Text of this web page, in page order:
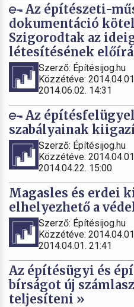
Az építészeti-
dokumentáció
Szigorodtak az
létesítésének
Szerző: Építésijog.hu
Közzétéve:
2014.06.02. 14:31
Az
szabályainak
Szerző: Építésijog.hu
Közzétéve:
2014.04.22. 15:00
Magasles és erdei
elhelyezhető a
Szerző: Építésijog.hu
Közzétéve:
2014.04.01. 21:41
Az építésügyi és
bírságot új
teljesíteni »